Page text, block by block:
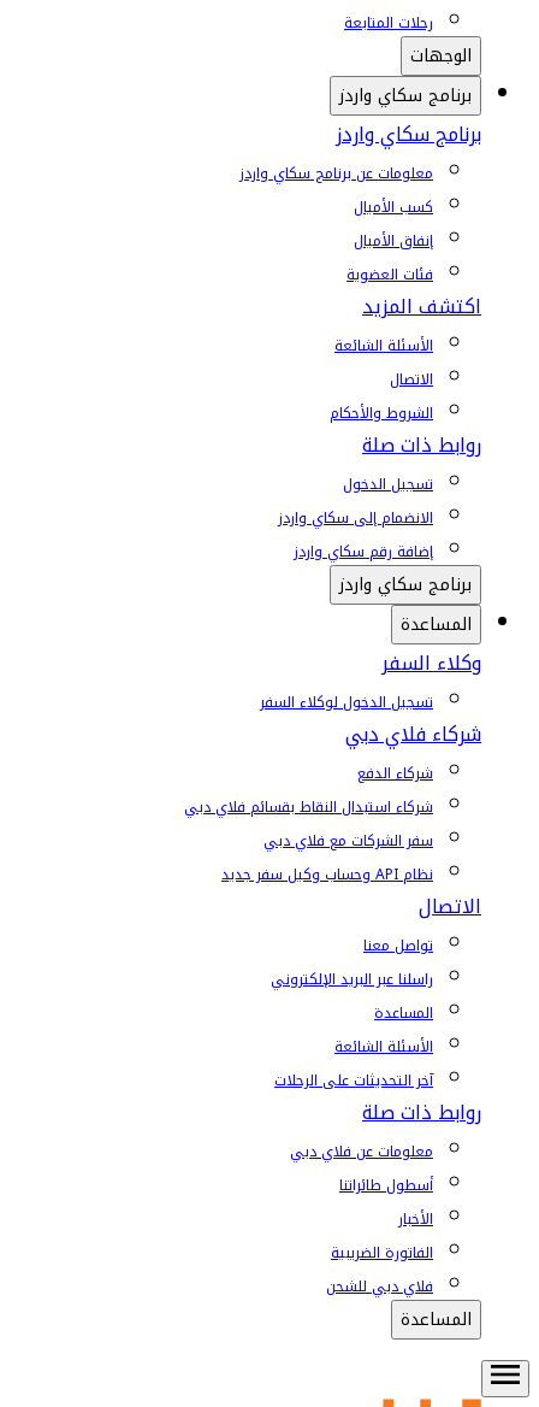
رحلات المتابعة
الوجهات
برنامج سكاي واردز
برنامج سكاي واردز
معلومات عن برنامج سكاي واردز
كسب الأميال
إنفاق الأميال
فئات العضوية
اكتشف المزيد
الأسئلة الشائعة
الاتصال
الشروط والأحكام
روابط ذات صلة
تسجيل الدخول
الانضمام إلى سكاي واردز
إضافة رقم سكاي واردز
برنامج سكاي واردز
المساعدة
وكلاء السفر
تسجيل الدخول لوكلاء السفر
شركاء فلاي دبي
شركاء الدفع
شركاء استبدال النقاط بقسائم فلاي دبي
سفر الشركات مع فلاي دبي
نظام API وحساب وكيل سفر جديد
الاتصال
تواصل معنا
راسلنا عبر البريد الإلكتروني
المساعدة
الأسئلة الشائعة
آخر التحديثات على الرحلات
روابط ذات صلة
معلومات عن فلاي دبي
أسطول طائراتنا
الأخبار
الفاتورة الضريبية
فلاي دبي للشحن
المساعدة